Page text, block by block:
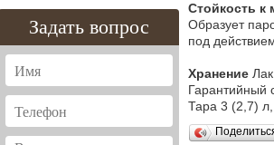
Задать вопрос
Стойкость
Образует
под
Хранение
Гарантийный
Тара 3 (2,7)